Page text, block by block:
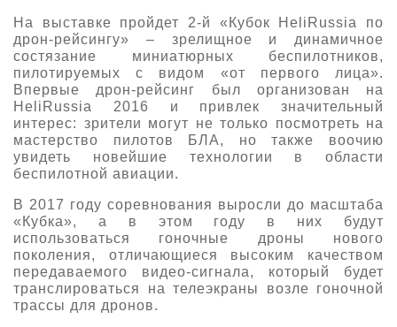
На выставке пройдет 2-й «Кубок HeliRussia по
дрон-рейсингу» – зрелищное и динамичное
состязание миниатюрных беспилотников,
пилотируемых с видом «от первого лица».
Впервые дрон-рейсинг был организован на
HeliRussia 2016 и привлек значительный
интерес: зрители могут не только посмотреть на
мастерство пилотов БЛА, но также воочию
увидеть новейшие технологии в области
беспилотной авиации.
В 2017 году соревнования выросли до масштаба
«Кубка», а в этом году в них будут
использоваться гоночные дроны нового
поколения, отличающиеся высоким качеством
передаваемого видео-сигнала, который будет
транслироваться на телеэкраны возле гоночной
трассы для дронов.